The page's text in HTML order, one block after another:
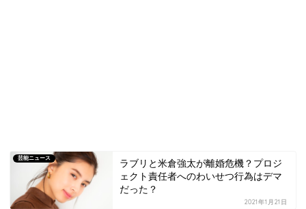
芸能ニュース
ラブリと米倉強太が離婚危機？プロジ
ェクト責任者へのわいせつ行為はデマ
だった？
2021年1月21日